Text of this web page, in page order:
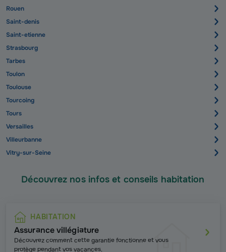
Rouen
Saint-denis
Saint-etienne
Strasbourg
Tarbes
Toulon
Toulouse
Tourcoing
Tours
Versailles
Villeurbanne
Vitry-sur-Seine
Découvrez nos infos et conseils habitation
HABITATION
Assurance villégiature
Découvrez comment cette garantie fonctionne et vous
protège pendant vos vacances.